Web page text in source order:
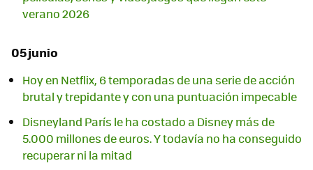
verano 2026
05 junio
Hoy en Netflix, 6 temporadas de una serie de acción
brutal y trepidante y con una puntuación impecable
Disneyland París le ha costado a Disney más de
5.000 millones de euros. Y todavía no ha conseguido
recuperar ni la mitad